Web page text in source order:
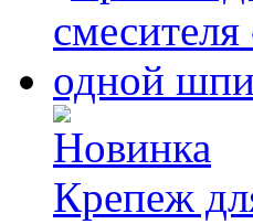
Крепеж